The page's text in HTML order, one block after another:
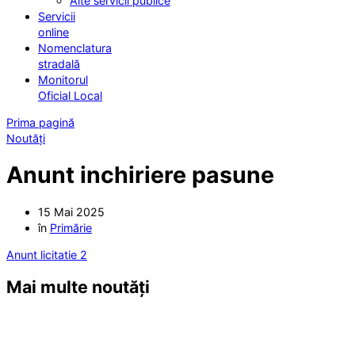
Servicii
online
Nomenclatura
stradală
Monitorul
Oficial Local
Prima pagină
Noutăți
Anunt inchiriere pasune
15 Mai 2025
în Primărie
Anunt licitatie 2
Mai multe noutăți